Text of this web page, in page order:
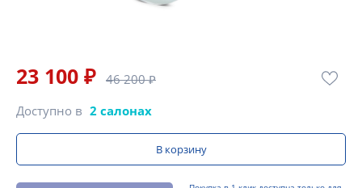
23 100 ₽ 46 200 ₽
Доступно в 2 салонах
В корзину